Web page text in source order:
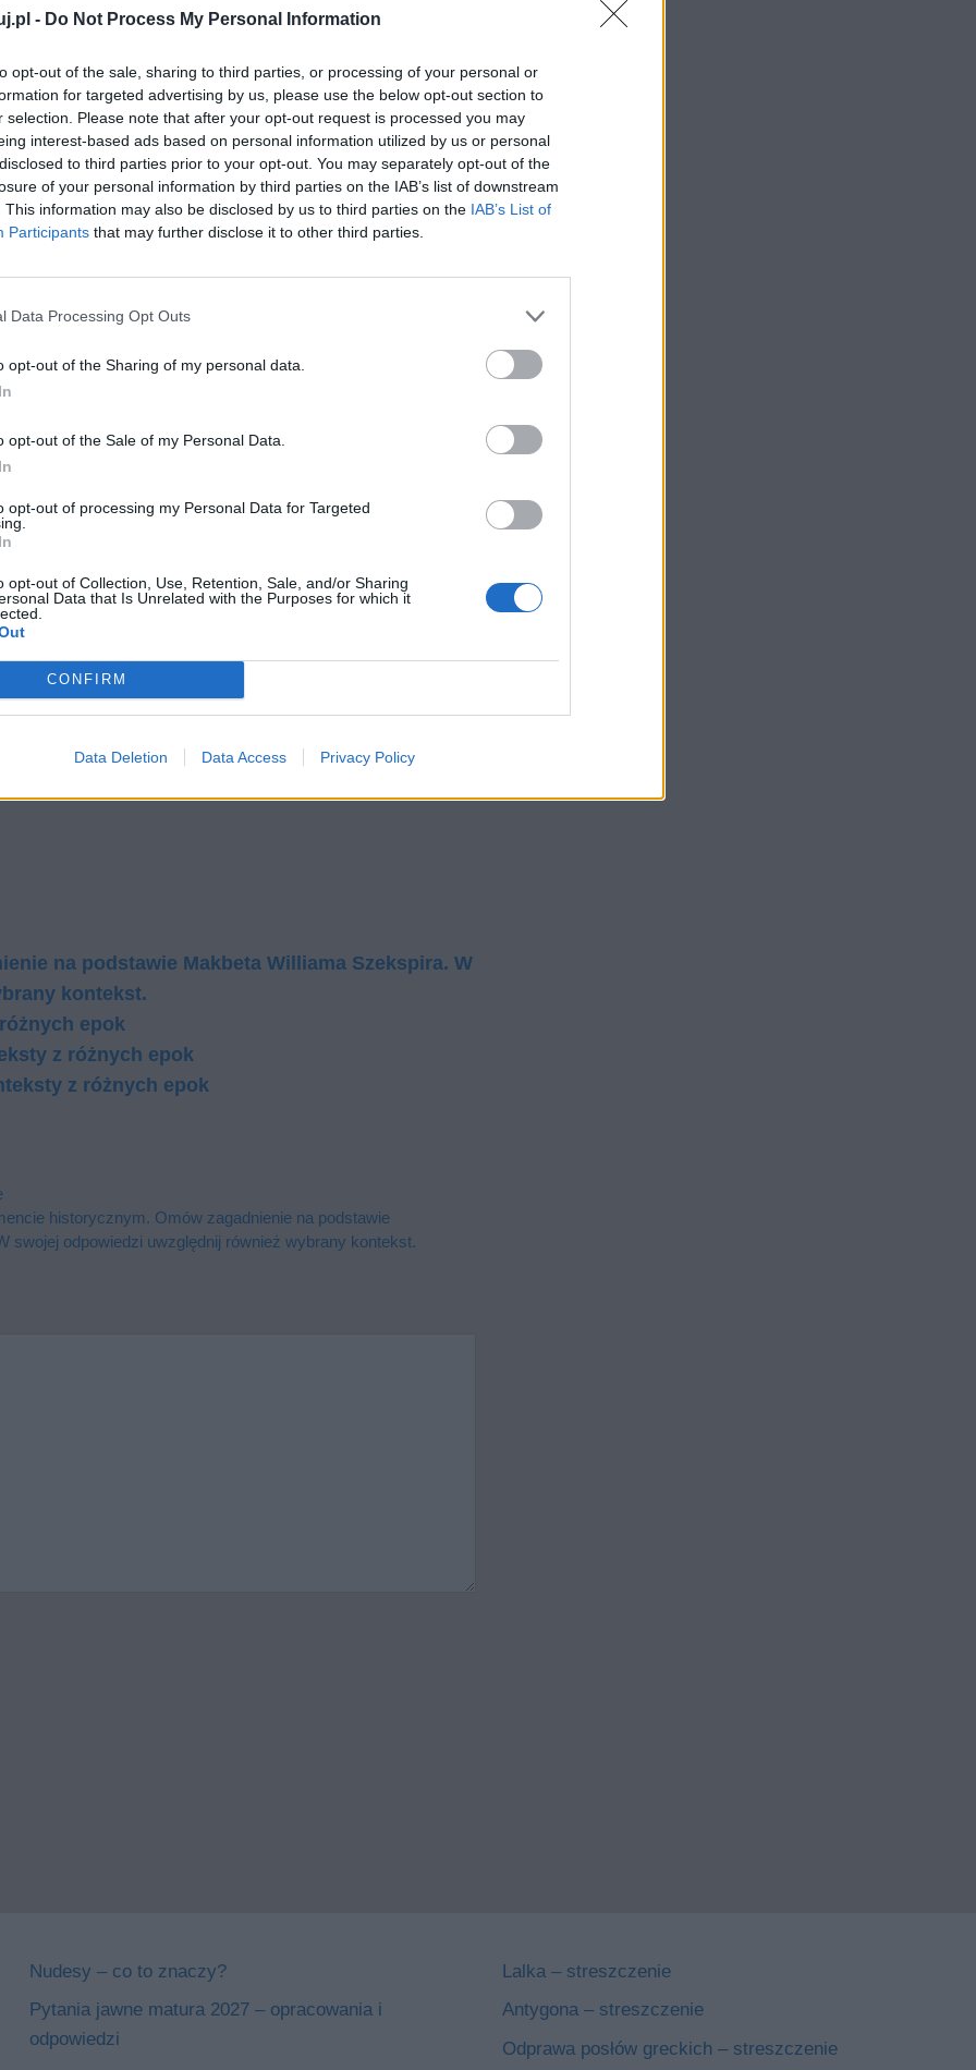
- Do Not Process My Personal Information
opt-out of the sale, sharing to third parties, or processing of your personal or
for targeted advertising by us, please use the below opt-out section to
selection. Please note that after your opt-out request is processed you may
interest-based ads based on personal information utilized by us or personal
to third parties prior to your opt-out. You may separately opt-out of the
of your personal information by third parties on the IAB’s list of downstream
This information may also be disclosed by us to third parties on the IAB’s List of
Participants that may further disclose it to other third parties.
Data Processing Opt Outs
opt-out of the Sharing of my personal data.
opt-out of the Sale of my Personal Data.
opt-out of processing my Personal Data for Targeted
opt-out of Collection, Use, Retention, Sale, and/or Sharing
Data that Is Unrelated with the Purposes for which it
CONFIRM
Data Deletion Data Access Privacy Policy
Król Kreon zabronił bowiem grzebania ciała
w walce o władzę. Polinejkes został uznany za
rozkazu, który w dodatku stał w sprzeczności z
na siebie gniew Kreona i wyrok śmierci.
że ukarał ją za – w gruncie rzeczy – szlachetny
wielu śmierci w królestwie Teb. Antygona jawi
która w męskim brutalnym świecie potrafiła
Antygona jest jednym z najbardziej
niegodziwości i niesprawiedliwości.
postaci kobiece są bardzo mocno doceniane jako
względem duchowych przymiotów. Nie zawsze
wznieść się na wyżyny logiki, rozsądku i
kiedy cały świat staje przeciwko nim, a
Doświadczyła tego m.in. Antygona. Lady Makbet
potrafią niestety używać również do
na podstawie Makbeta Williama Szekspira. W
kontekst.
epok
z różnych epok
z różnych epok
historycznym. Omów zagadnienie na podstawie
swojej odpowiedzi uwzględnij również wybrany kontekst.
Nudesy – co to znaczy?
Pytania jawne matura 2027 – opracowania i
odpowiedzi
Lalka – streszczenie
Antygona – streszczenie
Odprawa posłów greckich – streszczenie